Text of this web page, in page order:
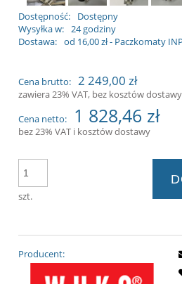
Dostępność:
Dostępny
Wysyłka w: 24 godziny
Dostawa: od 16,00 zł- Paczkomaty
płatności
Cena brutto: 2 249,00 zł
zawiera 23% VAT, bez kosztów dostawy
Cena netto:
1 828,46 zł
bez 23% VAT i kosztów dostawy
szt.
Producent: